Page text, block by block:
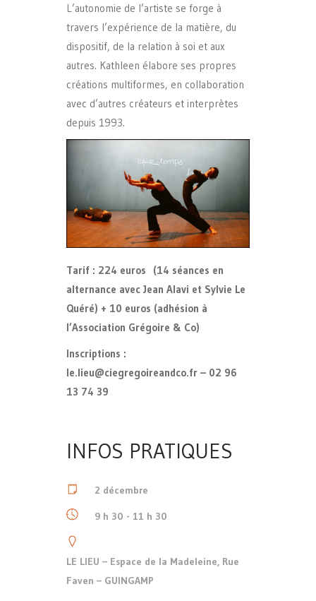
L’autonomie de l’artiste se forge à
travers l’expérience de la matière, du
dispositif, de la relation à soi et aux
autres. Kathleen élabore ses propres
créations multiformes, en collaboration
avec d’autres créateurs et interprètes
depuis 1993.
Tarif : 224 euros (14 séances en
alternance avec Jean Alavi et Sylvie Le
Quéré) + 10 euros (adhésion à
l’Association Grégoire & Co)
Inscriptions :
le.lieu@ciegregoireandco.fr – 02 96
13 74 39
INFOS PRATIQUES
2 décembre
9 h 30 - 11 h 30
LE LIEU – Espace de la Madeleine, Rue
Faven – GUINGAMP